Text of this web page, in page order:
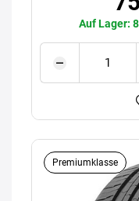
Auf Lager:
Premiumklasse